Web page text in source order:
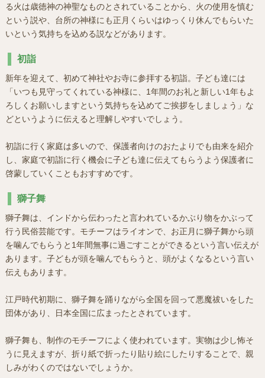
る火は歳徳神の神聖なものとされていることから、火の使用を慎む
という説や、台所の神様にも正月くらいはゆっくり休んでもらいた
いという気持ちを込める説などがあります。
初詣
新年を迎えて、初めて神社やお寺に参拝する初詣。子ども達には
「いつも見守ってくれている神様に、1年間のお礼と新しい1年もよ
ろしくお願いしますという気持ちを込めてご挨拶をしましょう」な
どというように伝えると理解しやすいでしょう。
初詣に行く家庭は多いので、保護者向けのおたよりでも由来を紹介
し、家庭で初詣に行く機会に子ども達に伝えてもらうよう保護者に
啓蒙していくこともおすすめです。
獅子舞
獅子舞は、インドから伝わったと言われているかぶり物をかぶって
行う民俗芸能です。モチーフはライオンで、お正月に獅子舞から頭
を噛んでもらうと1年間無事に過ごすことができるという言い伝えが
あります。子どもが頭を噛んでもらうと、頭がよくなるという言い
伝えもあります。
江戸時代初期に、獅子舞を踊りながら全国を回って悪魔祓いをした
団体があり、日本全国に広まったとされています。
獅子舞も、制作のモチーフによく使われています。実物は少し怖そ
うに見えますが、折り紙で折ったり貼り絵にしたりすることで、親
しみがわくのではないでしょうか。